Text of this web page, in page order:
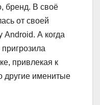
бренд. В своё
от своей
Android. А когда
привлекая к
другие именитые